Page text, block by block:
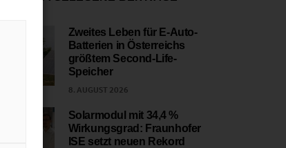
Zweites Leben für E-Auto-
Batterien in Österreichs
größtem Second-Life-
Speicher
8. AUGUST 2026
Solarmodul mit 34,4 %
Wirkungsgrad: Fraunhofer
ISE setzt neuen Rekord